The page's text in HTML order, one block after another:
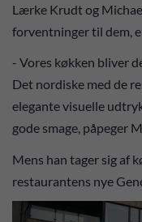
Lærke Krudt og
forventninger til dem,
- Vores køkken bliver
Det nordiske med de
elegante visuelle
gode smage, påpeger
Mens han tager sig af
restaurantens nye